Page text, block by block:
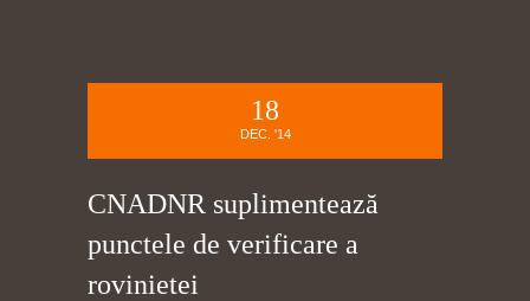
18
DEC. '14
CNADNR suplimentează
punctele de verificare a
rovinietei